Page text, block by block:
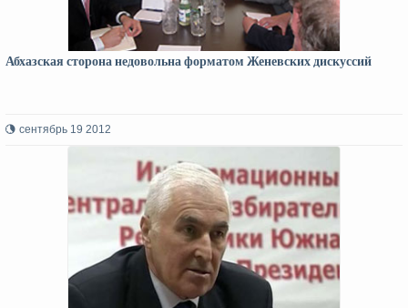
Абхазская сторона недовольна форматом Женевских дискуссий
сентябрь 19 2012